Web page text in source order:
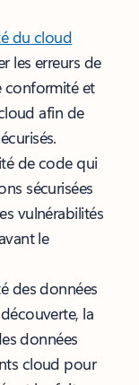
du cloud
les erreurs de
conformité et
afin de
de code qui
sécurisées
vulnérabilités
le
des données
la
données
cloud pour